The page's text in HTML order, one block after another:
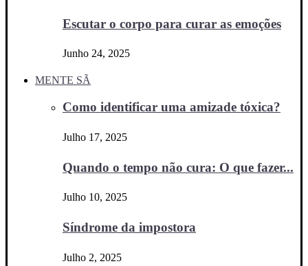
Escutar o corpo para curar as emoções
Junho 24, 2025
MENTE SÃ
Como identificar uma amizade tóxica?
Julho 17, 2025
Quando o tempo não cura: O que fazer...
Julho 10, 2025
Síndrome da impostora
Julho 2, 2025